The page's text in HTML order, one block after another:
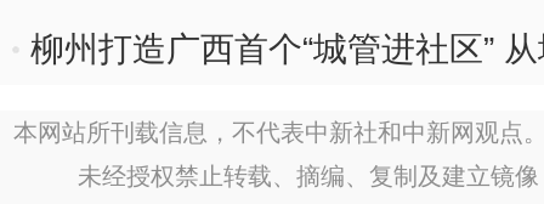
柳州打造广西首个“城管进社区”
本网站所刊载信息，不代表中新社和中新网观点
未经授权禁止转载、摘编、复制及建立镜